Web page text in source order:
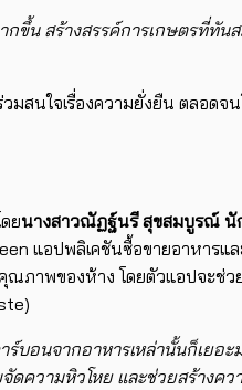
กขึ้น สร้างสรรค์การเกษตรที่ทัน
มสนใจเรื่องความยั่งยืน ตลอดจ
ยนางสาวณัฏฐ์นรี สุขสมบูรณ์ นั
แอปพลิเคชันซื้อขายอาหารแ
ภาพของห้าง โดยตัวแอปจะช่ว
)
ร์บอนจากอาหารเหล่านั้นก็เยอ
ดความหิวโหย และช่วยสร้างคว